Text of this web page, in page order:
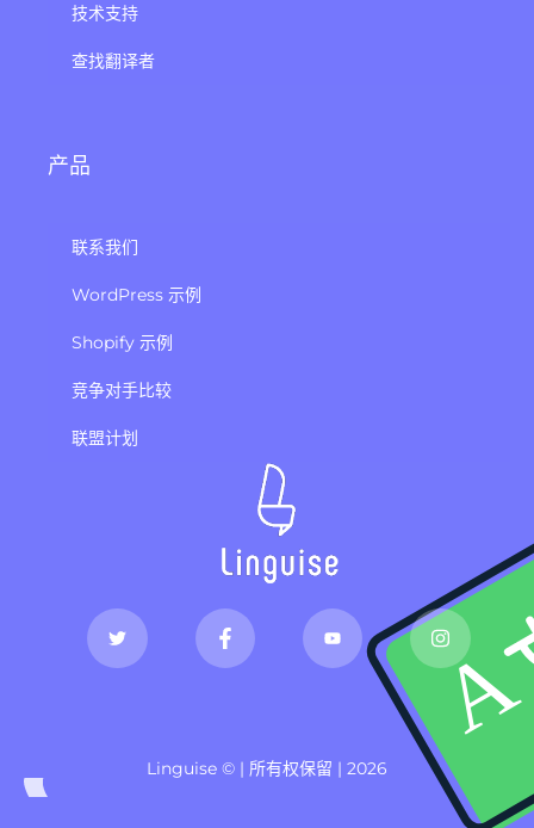
技术支持
查找翻译者
产品
联系我们
WordPress 示例
Shopify 示例
竞争对手比较
联盟计划
Linguise © | 所有权保留 | 2026